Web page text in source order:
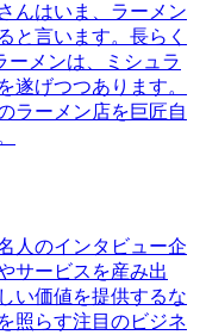
んはいま、ラーメン
と言います。長らく
ーメンは、ミシュラ
遂げつつあります。
ラーメン店を巨匠自
人のインタビュー企
サービスを産み出
い価値を提供するな
照らす注目のビジネ